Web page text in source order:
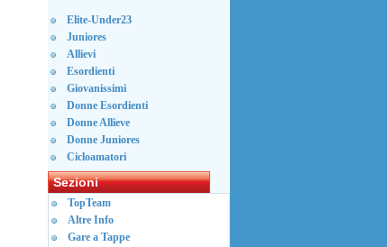
Elite-Under23
Juniores
Allievi
Esordienti
Giovanissimi
Donne Esordienti
Donne Allieve
Donne Juniores
Cicloamatori
Sezioni
TopTeam
Altre Info
Gare a Tappe